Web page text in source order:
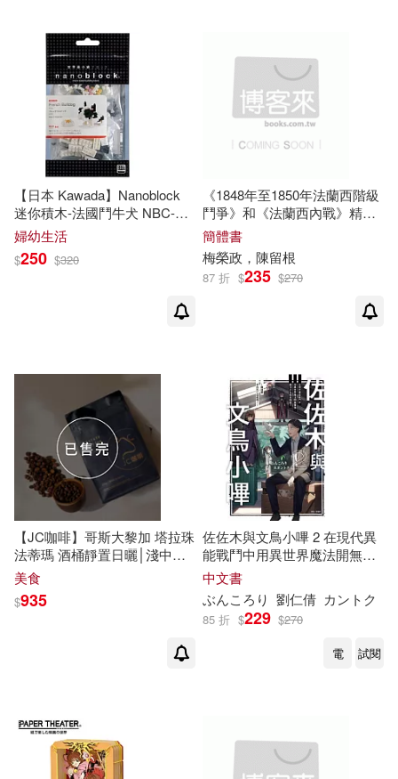
オオハマイコ(1)
一個女人(1)
七月晴(1)
三田誠(1)
上海美術電影制片廠(1)
上海美術電影制片廠著(1)
中谷彰宏(1) 串間美千惠(1)
了然山人(1) 伊恩．萊斯里(1)
佐維(1) 傑哥(1)
克瓦米．安東尼．阿皮亞(1)
劉天一(1)
中國紡織出版社(1)
中國經濟出版社(1)
中國美術學院出版社(1)
中國計量出版社(1)
中國青年出版社(1)
中央編譯出版社(1) 典藏閣(1)
北京理工大學出版社(1)
北京體育大學出版社(1)
博客來網路書店(1)
博碩(1)
【日本 Kawada】Nanoblock
迷你積木-法國鬥牛犬 NBC-
197
婦幼生活
$250 $320
《1848年至1850年法蘭西階級
鬥爭》和《法蘭西內戰》精學
導讀
簡體書
梅榮政，陳留根
87 折 $235 $270
【JC咖啡】哥斯大黎加 塔拉珠
法蒂瑪 酒桶靜置日曬│淺中焙
半磅(230g) - 咖啡豆 (莊園咖啡
新鮮烘焙)
美食
$935
佐佐木與文鳥小嗶 2 在現代異
能戰鬥中用異世界魔法開無雙
後，魔法少女就來踢館了~難道
要參加死亡遊戲嗎?~ (首刷附
錄版)
中文書
ぶんころり 劉仁倩 カントク
85 折 $229 $270
電
試閱